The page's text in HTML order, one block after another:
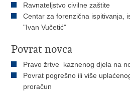
Ravnateljstvo civilne zaštite
Centar za forenzična ispitivanja,
"Ivan Vučetić"
Povrat novca
Pravo žrtve kaznenog djela na
Povrat pogrešno ili više
proračun